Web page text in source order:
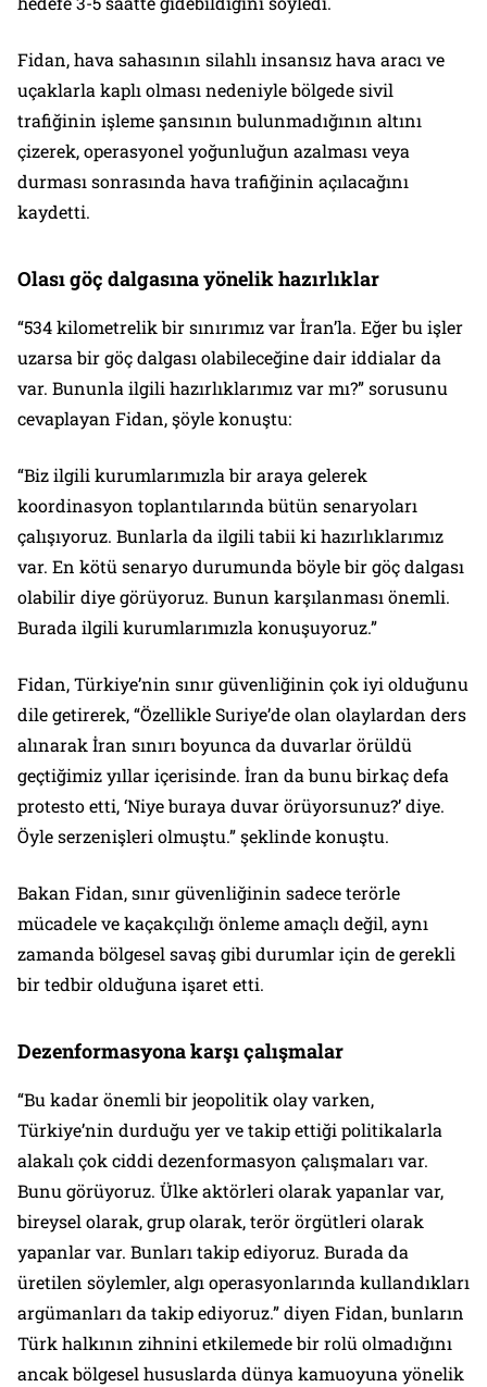
Fidan, hava sahasının silahlı insansız hava aracı ve
uçaklarla kaplı olması nedeniyle bölgede sivil
trafiğinin işleme şansının bulunmadığının altını
çizerek, operasyonel yoğunluğun azalması veya
durması sonrasında hava trafiğinin açılacağını
kaydetti.
⁠Olası göç dalgasına yönelik hazırlıklar
“534 kilometrelik bir sınırımız var İran’la. Eğer bu işler
uzarsa bir göç dalgası olabileceğine dair iddialar da
var. Bununla ilgili hazırlıklarımız var mı?” sorusunu
cevaplayan Fidan, şöyle konuştu:
“Biz ilgili kurumlarımızla bir araya gelerek
koordinasyon toplantılarında bütün senaryoları
çalışıyoruz. Bunlarla da ilgili tabii ki hazırlıklarımız
var. En kötü senaryo durumunda böyle bir göç dalgası
olabilir diye görüyoruz. Bunun karşılanması önemli.
Burada ilgili kurumlarımızla konuşuyoruz.”
Fidan, Türkiye’nin sınır güvenliğinin çok iyi olduğunu
dile getirerek, “Özellikle Suriye’de olan olaylardan ders
alınarak İran sınırı boyunca da duvarlar örüldü
geçtiğimiz yıllar içerisinde. İran da bunu birkaç defa
protesto etti, ‘Niye buraya duvar örüyorsunuz?’ diye.
Öyle serzenişleri olmuştu.” şeklinde konuştu.
Bakan Fidan, sınır güvenliğinin sadece terörle
mücadele ve kaçakçılığı önleme amaçlı değil, aynı
zamanda bölgesel savaş gibi durumlar için de gerekli
bir tedbir olduğuna işaret etti.
⁠Dezenformasyona karşı çalışmalar
“Bu kadar önemli bir jeopolitik olay varken,
Türkiye’nin durduğu yer ve takip ettiği politikalarla
alakalı çok ciddi dezenformasyon çalışmaları var.
Bunu görüyoruz. Ülke aktörleri olarak yapanlar var,
bireysel olarak, grup olarak, terör örgütleri olarak
yapanlar var. Bunları takip ediyoruz. Burada da
üretilen söylemler, algı operasyonlarında kullandıkları
argümanları da takip ediyoruz.” diyen Fidan, bunların
Türk halkının zihnini etkilemede bir rolü olmadığını
ancak bölgesel hususlarda dünya kamuoyuna yönelik